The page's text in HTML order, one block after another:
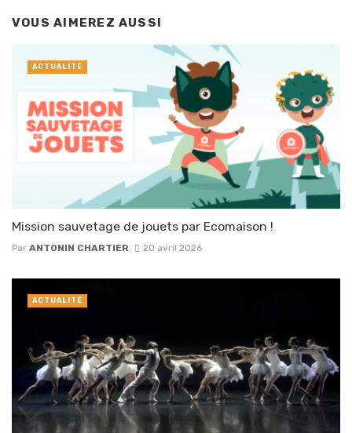
VOUS AIMEREZ AUSSI
Mission sauvetage de jouets par Ecomaison !
Par ANTONIN CHARTIER 20 avril 2026
ACTUALITÉ
ACTUALITÉ